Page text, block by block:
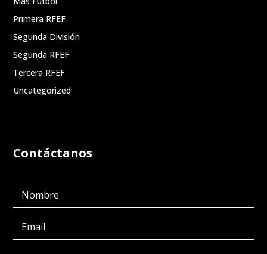
Primera RFEF
Segunda División
Segunda RFEF
Tercera RFEF
Uncategorized
Contáctanos